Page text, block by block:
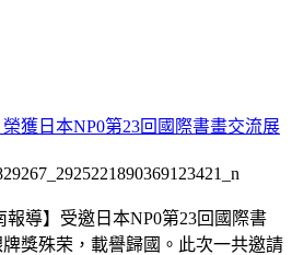
獲日本NP0第23回國際書畫交流展
報導】受邀日本NP0第23回國際書
獎殊荣，載譽歸國。此次一共邀請